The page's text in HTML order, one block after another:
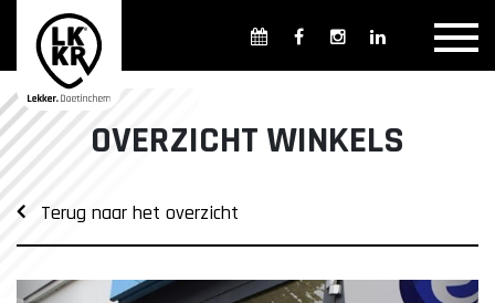
Overzicht winkels
Openingsdagen en -tijden
Weekmarkten
Overzicht Cultuur & Musea
OVERZICHT WINKELS
Terug naar het overzicht